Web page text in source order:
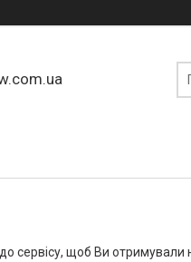
сервісу, щоб Ви отримували